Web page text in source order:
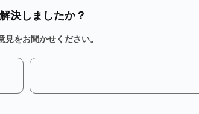
決しましたか？
見をお聞かせください。